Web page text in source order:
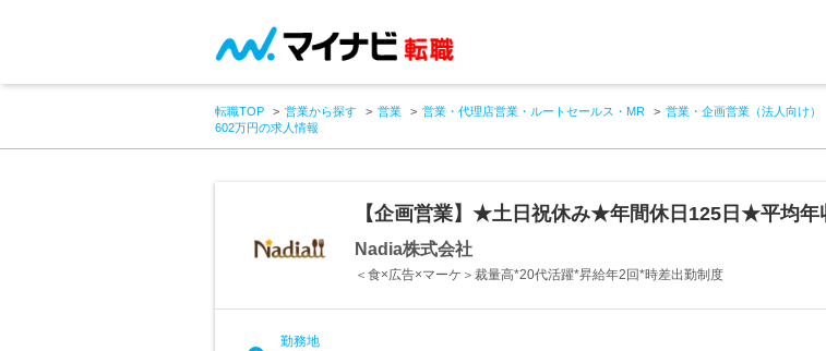
転職TOP 営業から探す 営業 営業・代理店営業・ルートセールス・MR 営業・企画営業（法人向け）
602万円の求人情報
【企画営業】★土日祝休み★年間休日125日★平均年
Nadia株式会社
＜食×広告×マーケ＞裁量高*20代活躍*昇給年2回*時差出勤制度
勤務地